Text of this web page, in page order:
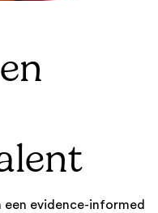
evidence-informed